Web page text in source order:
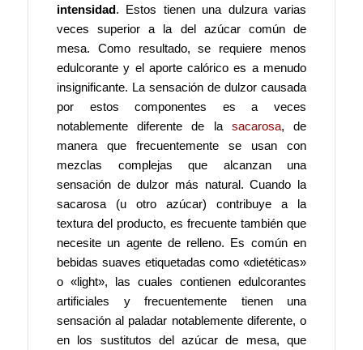
intensidad . Estos tienen una dulzura varias
veces superior a la del azúcar común de
mesa. Como resultado, se requiere menos
edulcorante y el aporte calórico es a menudo
insignificante. La sensación de dulzor causada
por estos componentes es a veces
notablemente diferente de la sacarosa, de
manera que frecuentemente se usan con
mezclas complejas que alcanzan una
sensación de dulzor más natural. Cuando la
sacarosa (u otro azúcar) contribuye a la
textura del producto, es frecuente también que
necesite un agente de relleno. Es común en
bebidas suaves etiquetadas como «dietéticas»
o «light», las cuales contienen edulcorantes
artificiales y frecuentemente tienen una
sensación al paladar notablemente diferente, o
en los sustitutos del azúcar de mesa, que